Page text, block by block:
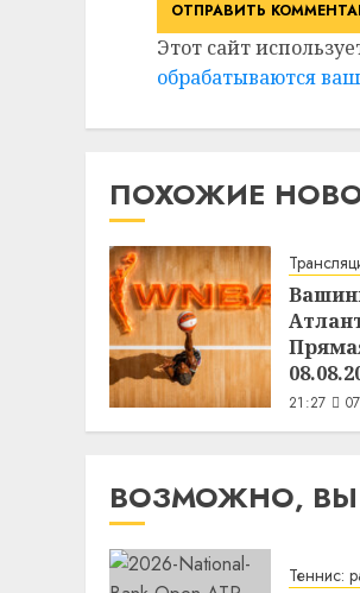
Этот сайт
обрабатываются
ПОХОЖИЕ
21:27
ВОЗМОЖНО,
Теннис: